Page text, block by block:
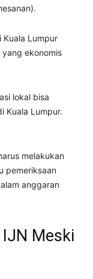
Kuala Lumpur
ekonomis
lokal bisa
Kuala Lumpur.
melakukan
pemeriksaan
anggaran
Meski